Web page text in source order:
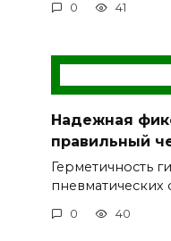
0 41
Надежная
правильный
Герметичность
пневматических
0 40